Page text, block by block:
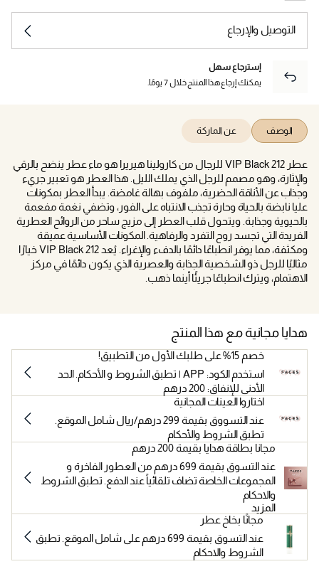
التوصيل والإرجاع
إسترجاع سهل
يمكنك إرجاع هذا المنتج خلال 7 يومًا.
الوصف عن الماركة
عطر 212 VIP Black للرجال من كارولينا هيريرا هو ماء عطر ينضح بالرقي
والإثارة، وهو مصمم للرجل الذي يملك الليل. هذا العطر هو تعبير جريء
وجذاب عن الأناقة الحضرية، ملفوف بهالة غامضة. يبدأ العطر بمكونات
عليا نابضة بالحياة وحارة تجذب الانتباه على الفور، وتضفي نغمة مفعمة
بالحيوية وجذابة. ويتحول قلب العطر إلى مزيج ساحر من الروائح العطرية
الفريدة التي تجسد روح التفرد والرفاهية. المكونات الأساسية عميقة
ومكثفة، مما يوفر انطباعًا دائمًا بالدفء والإغراء. يُعد 212 VIP Black خيارًا
مثاليًا للرجل ذو الشخصية الجذابة والعصرية الذي يكون دائمًا في مركز
الاهتمام، ويترك انطباعًا جريئًا أينما ذهب.
هدايا مجانية مع هذا المنتج
خصم 15% على طلبك الأول من التطبيق!
استخدم الكود: APP | تطبق الشروط و الأحكام. الحد
الأدنى للإنفاق: 200 درهم
اختاروا العينات المجانية
عند التسووق بقيمة 299 درهم/ريال شامل الموقع.
تطبق الشروط والأحكام
مجانا بطاقة هدايا بقيمة 200 درهم
عند التسوق بقيمة 699 درهم من العطور الفاخرة و
المجموعات الخاصة تضاف تلقائياً عند الدفع. تطبق الشروط
والاحكام
المزيد
مجانًا بخاخ عطر
عند التسوق بقيمة 699 درهم على شامل الموقع. تطبق
الشروط والاحكام